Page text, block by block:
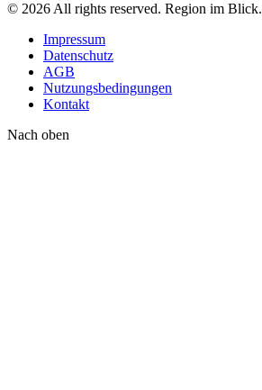
© 2026 All rights reserved. Region im Blick.
Impressum
Datenschutz
AGB
Nutzungsbedingungen
Kontakt
Nach oben